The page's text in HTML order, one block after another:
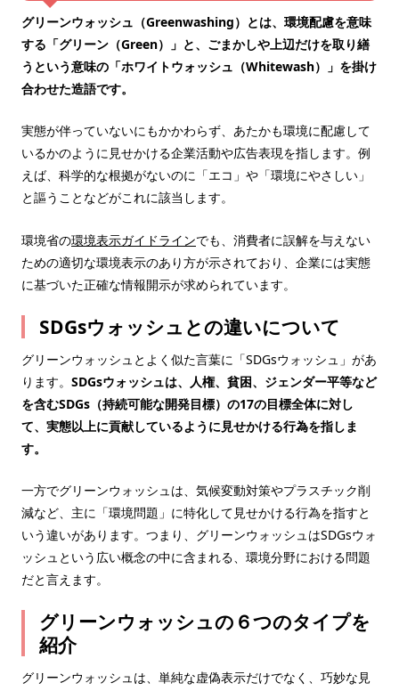
グリーンウォッシュ（Greenwashing）とは、環境配慮を意味
する「グリーン（Green）」と、ごまかしや上辺だけを取り繕
うという意味の「ホワイトウォッシュ（Whitewash）」を掛け
合わせた造語です。
実態が伴っていないにもかかわらず、あたかも環境に配慮して
いるかのように見せかける企業活動や広告表現を指します。例
えば、科学的な根拠がないのに「エコ」や「環境にやさしい」
と謳うことなどがこれに該当します。
環境省の環境表示ガイドラインでも、消費者に誤解を与えない
ための適切な環境表示のあり方が示されており、企業には実態
に基づいた正確な情報開示が求められています。
SDGsウォッシュとの違いについて
グリーンウォッシュとよく似た言葉に「SDGsウォッシュ」があ
ります。 SDGsウォッシュは、人権、貧困、ジェンダー平等など
を含むSDGs（持続可能な開発目標）の17の目標全体に対し
て、実態以上に貢献しているように見せかける行為を指しま
す。
一方でグリーンウォッシュは、気候変動対策やプラスチック削
減など、主に「環境問題」に特化して見せかける行為を指すと
いう違いがあります。つまり、グリーンウォッシュはSDGsウォ
ッシュという広い概念の中に含まれる、環境分野における問題
だと言えます。
グリーンウォッシュの６つのタイプを
紹介
グリーンウォッシュは、単純な虚偽表示だけでなく、巧妙な見